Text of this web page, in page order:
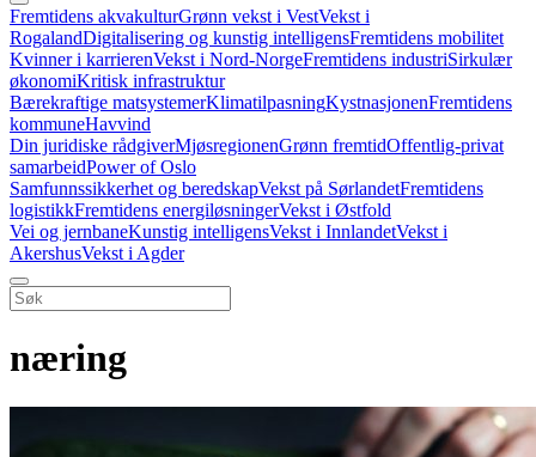
Fremtidens akvakulturGrønn vekst i VestVekst i
RogalandDigitalisering og kunstig intelligensFremtidens mobilitet
Kvinner i karrierenVekst i Nord-NorgeFremtidens industriSirkulær
økonomiKritisk infrastruktur
Bærekraftige matsystemerKlimatilpasningKystnasjonenFremtidens
kommuneHavvind
Din juridiske rådgiverMjøsregionenGrønn fremtidOffentlig-privat
samarbeidPower of Oslo
Samfunnssikkerhet og beredskapVekst på SørlandetFremtidens
logistikkFremtidens energiløsningerVekst i Østfold
Vei og jernbaneKunstig intelligensVekst i InnlandetVekst i
AkershusVekst i Agder
næring